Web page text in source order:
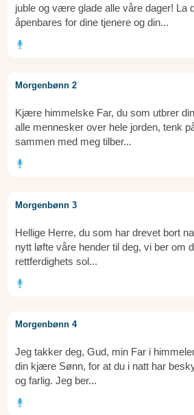
juble og være glade alle våre dager! La
åpenbares for dine tjenere og din...
Morgenbønn 2
Kjære himmelske Far, du som utbrer
alle mennesker over hele jorden, tenk
sammen med meg tilber...
Morgenbønn 3
Hellige Herre, du som har drevet bort
nytt løfte våre hender til deg, vi ber om
rettferdighets sol...
Morgenbønn 4
Jeg takker deg, Gud, min Far i
din kjære Sønn, for at du i natt har
og farlig. Jeg ber...